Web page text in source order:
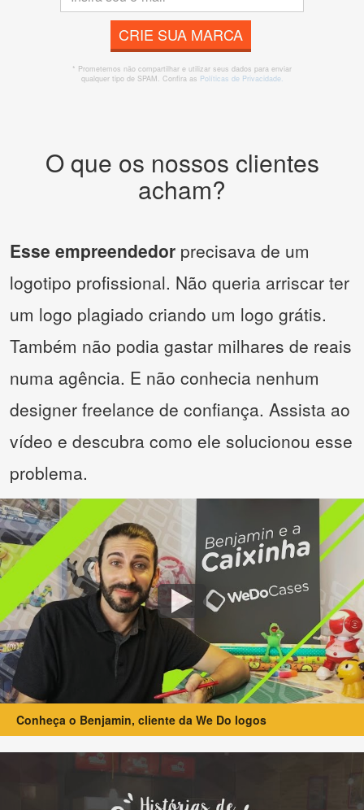
CRIE SUA MARCA
* Prometemos não compartilhar e utilizar seus dados para enviar
qualquer tipo de SPAM. Confira as Políticas de Privacidade.
O que os nossos clientes
acham?
Esse empreendedor precisava de um
logotipo profissional. Não queria arriscar ter
um logo plagiado criando um logo grátis.
Também não podia gastar milhares de reais
numa agência. E não conhecia nenhum
designer freelance de confiança. Assista ao
vídeo e descubra como ele solucionou esse
problema.
Conheça o Benjamin, cliente da We Do logos